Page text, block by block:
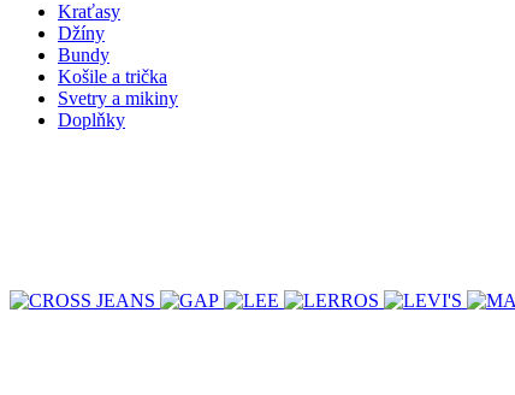
Kraťasy
Džíny
Bundy
Košile a trička
Svetry a mikiny
Doplňky